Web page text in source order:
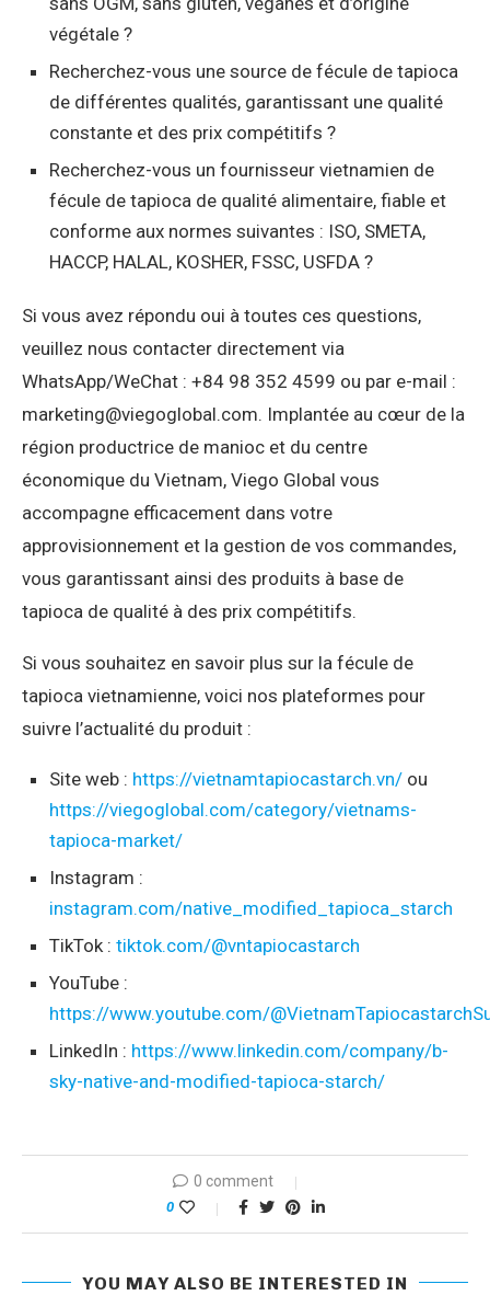
végétale ?
Recherchez-vous une source de fécule de tapioca
de différentes qualités, garantissant une qualité
constante et des prix compétitifs ?
Recherchez-vous un fournisseur vietnamien de
fécule de tapioca de qualité alimentaire, fiable et
conforme aux normes suivantes : ISO, SMETA,
HACCP, HALAL, KOSHER, FSSC, USFDA ?
Si vous avez répondu oui à toutes ces questions,
veuillez nous contacter directement via
WhatsApp/WeChat : +84 98 352 4599 ou par e-mail :
marketing@viegoglobal.com. Implantée au cœur de la
région productrice de manioc et du centre
économique du Vietnam, Viego Global vous
accompagne efficacement dans votre
approvisionnement et la gestion de vos commandes,
vous garantissant ainsi des produits à base de
tapioca de qualité à des prix compétitifs.
Si vous souhaitez en savoir plus sur la fécule de
tapioca vietnamienne, voici nos plateformes pour
suivre l’actualité du produit :
Site web : https://vietnamtapiocastarch.vn/ ou
https://viegoglobal.com/category/vietnams-
tapioca-market/
Instagram :
instagram.com/native_modified_tapioca_starch
TikTok : tiktok.com/@vntapiocastarch
YouTube :
https://www.youtube.com/
LinkedIn : https://www.linkedin.com/company/b-
sky-native-and-modified-tapioca-starch/
0 comment
0
YOU MAY ALSO BE INTERESTED IN